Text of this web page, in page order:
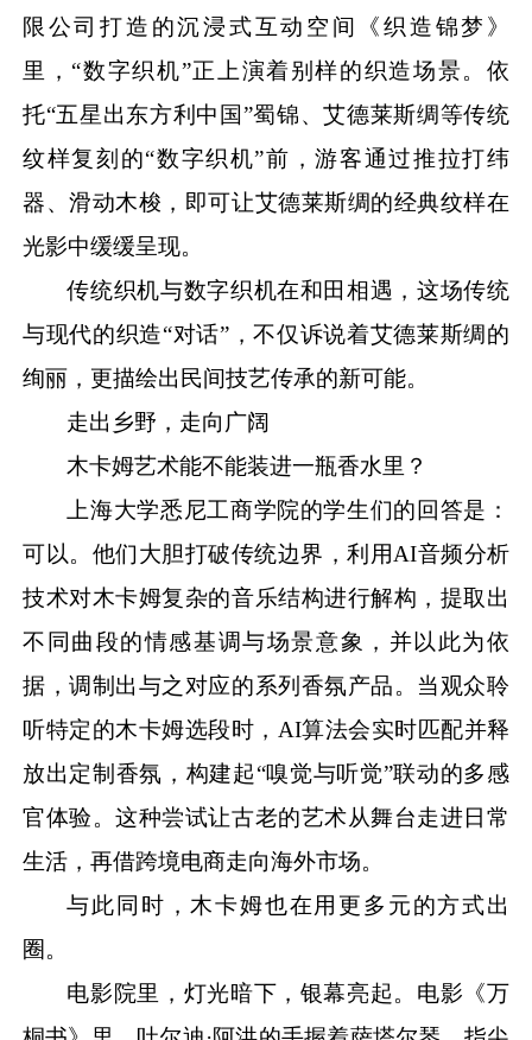
限公司打造的沉浸式互动空间《织造锦梦》
里，“数字织机”正上演着别样的织造场景。依
托“五星出东方利中国”蜀锦、艾德莱斯绸等传统
纹样复刻的“数字织机”前，游客通过推拉打纬
器、滑动木梭，即可让艾德莱斯绸的经典纹样在
光影中缓缓呈现。
传统织机与数字织机在和田相遇，这场传统
与现代的织造“对话”，不仅诉说着艾德莱斯绸的
绚丽，更描绘出民间技艺传承的新可能。
走出乡野，走向广阔
木卡姆艺术能不能装进一瓶香水里？
上海大学悉尼工商学院的学生们的回答是：
可以。他们大胆打破传统边界，利用AI音频分析
技术对木卡姆复杂的音乐结构进行解构，提取出
不同曲段的情感基调与场景意象，并以此为依
据，调制出与之对应的系列香氛产品。当观众聆
听特定的木卡姆选段时，AI算法会实时匹配并释
放出定制香氛，构建起“嗅觉与听觉”联动的多感
官体验。这种尝试让古老的艺术从舞台走进日常
生活，再借跨境电商走向海外市场。
与此同时，木卡姆也在用更多元的方式出
圈。
电影院里，灯光暗下，银幕亮起。电影《万